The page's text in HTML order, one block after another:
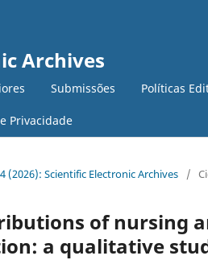
Archives
Submissões Políticas
Privacidade
(2026): Scientific Electronic Archives /
of nursing
a qualitative